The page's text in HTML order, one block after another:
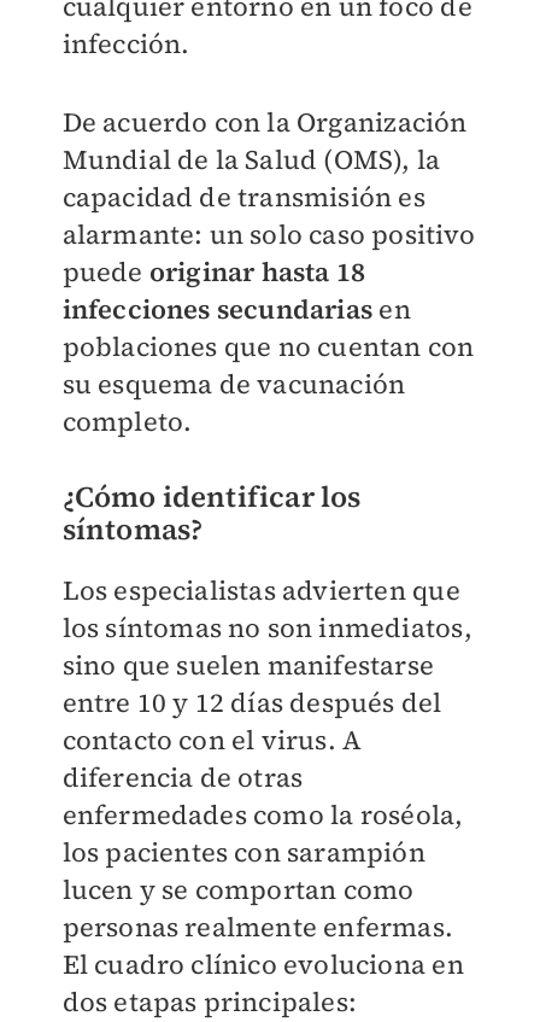
infección.
De acuerdo con la Organización
Mundial de la Salud (OMS), la
capacidad de transmisión es
alarmante: un solo caso positivo
puede originar hasta 18
infecciones secundarias en
poblaciones que no cuentan con
su esquema de vacunación
completo.
¿Cómo identificar los
síntomas?
Los especialistas advierten que
los síntomas no son inmediatos,
sino que suelen manifestarse
entre 10 y 12 días después del
contacto con el virus. A
diferencia de otras
enfermedades como la roséola,
los pacientes con sarampión
lucen y se comportan como
personas realmente enfermas.
El cuadro clínico evoluciona en
dos etapas principales: